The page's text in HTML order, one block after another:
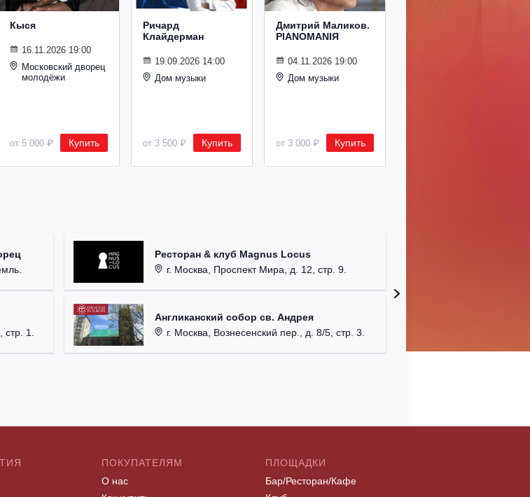
Кыся
16.11.2026 19:00
Московский дворец
молодёжи
от 5 000 ₽ Купить
Ричард
Клайдерман
19.09.2026 14:00
Дом музыки
от 3 500 ₽ Купить
Дмитрий Маликов.
PIANOMANIЯ
04.11.2026 19:00
Дом музыки
от 3 000 ₽ Купить
1.
Ресторан & клуб Magnus Locus
г. Москва, Проспект Мира, д. 12, стр. 9.
Англиканский собор св. Андрея
г. Москва, Вознесенский пер., д. 8/5, стр. 3.
ПОКУПАТЕЛЯМ
О нас
ПЛОЩАДКИ
Бар/Ресторан/Кафе